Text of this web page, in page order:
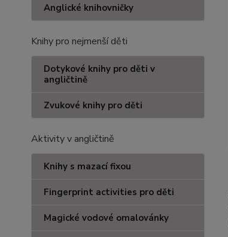
Anglické knihovničky
Knihy pro nejmenší děti
Dotykové knihy pro děti v
angličtině
Zvukové knihy pro děti
Aktivity v angličtině
Knihy s mazací fixou
Fingerprint activities pro děti
Magické vodové omalovánky